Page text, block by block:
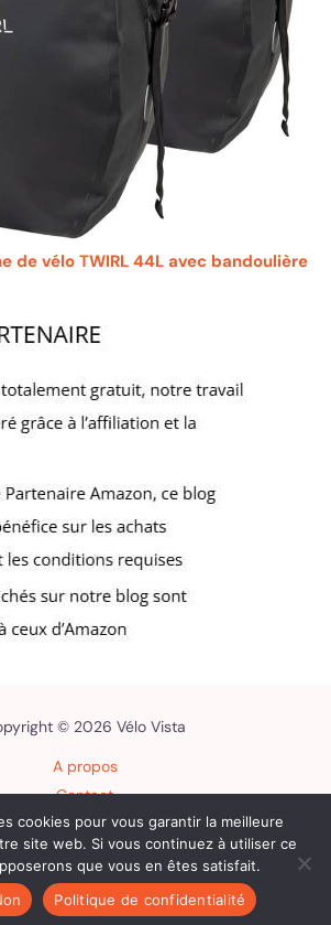
de vélo TWIRL 44L avec bandoulière
© 2026 Vélo Vista
A propos
Contact
Plan du site
Mentions légales
de confidentialité
cookies pour vous garantir la meilleure
site web. Si vous continuez à utiliser ce
que vous en êtes satisfait.
Politique de confidentialité